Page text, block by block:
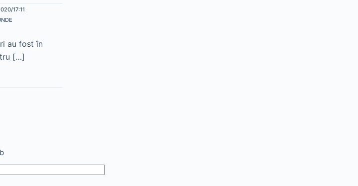
17:11
au fost în
[…]